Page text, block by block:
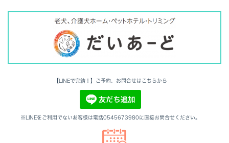
【LINEで完結！】ご予約、お問合せはこちらから
※LINEをご利用でないお客様は電話0545673980に直接お問合せください。